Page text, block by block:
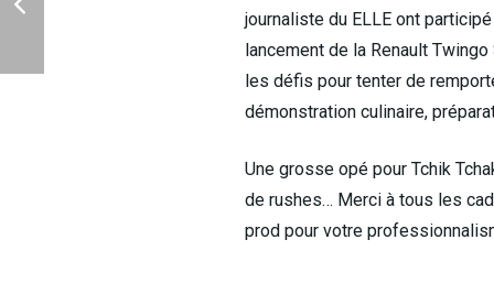
journaliste du ELLE ont
lancement de la Renault
les défis pour tenter de
démonstration culinaire,
Une grosse opé pour Tchik
de rushes… Merci à tous les
prod pour votre